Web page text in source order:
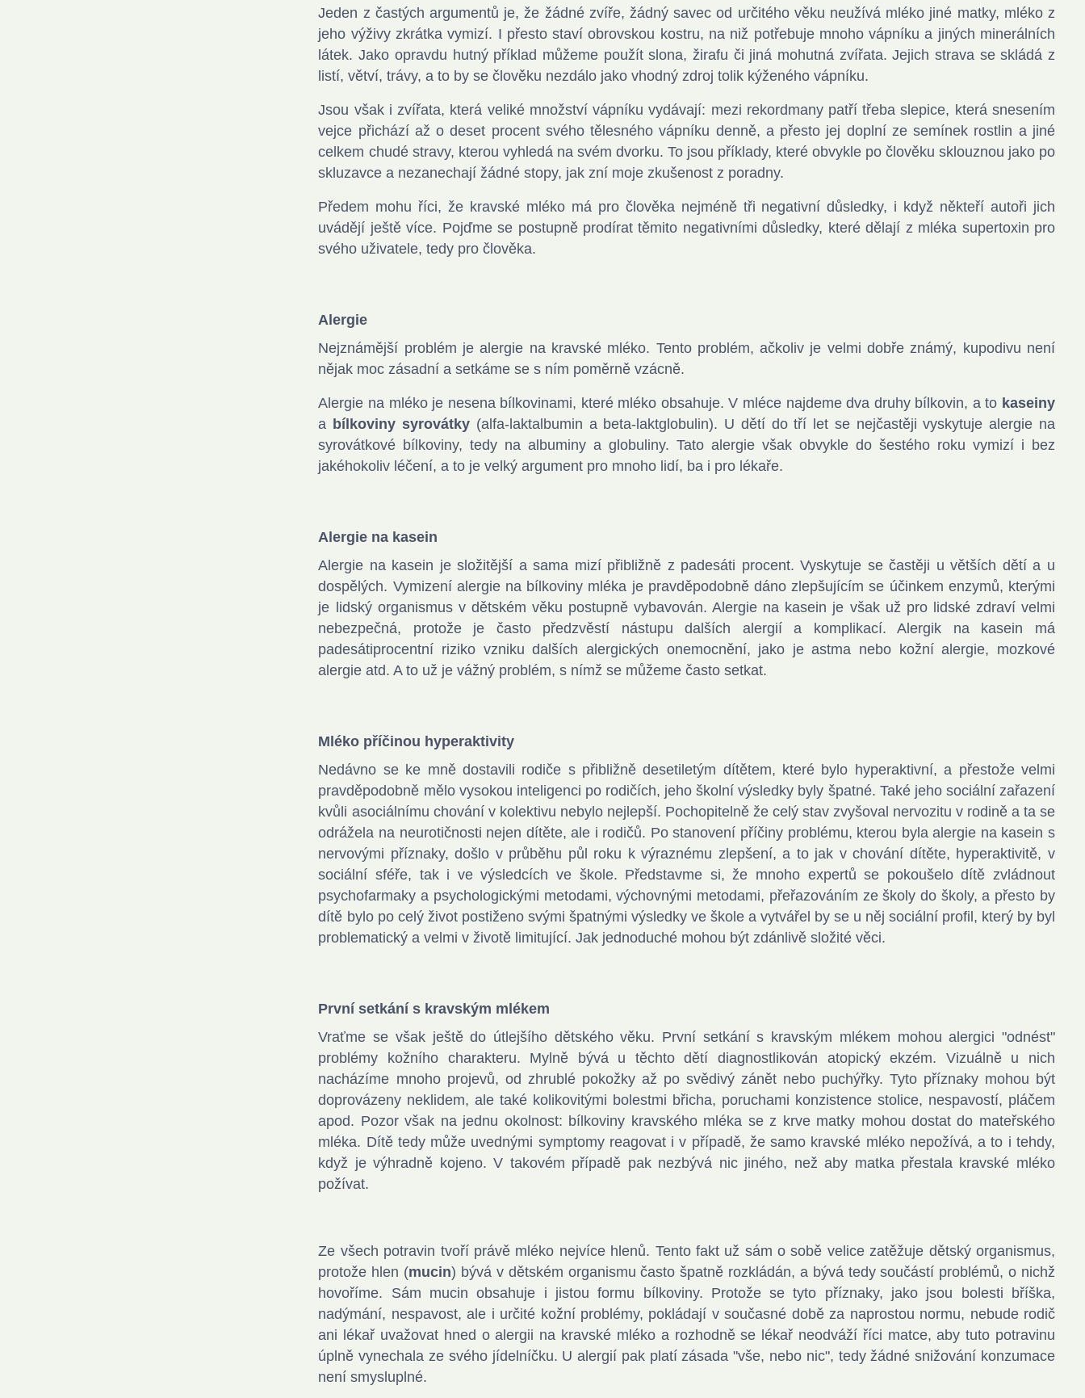
Jeden z častých argumentů je, že žádné zvíře, žádný savec od určitého věku neužívá mléko jiné matky, mléko z
jeho výživy zkrátka vymizí. I přesto staví obrovskou kostru, na niž potřebuje mnoho vápníku a jiných minerálních
látek. Jako opravdu hutný příklad můžeme použít slona, žirafu či jiná mohutná zvířata. Jejich strava se skládá z
listí, větví, trávy, a to by se člověku nezdálo jako vhodný zdroj tolik kýženého vápníku.
Jsou však i zvířata, která veliké množství vápníku vydávají: mezi rekordmany patří třeba slepice, která snesením
vejce přichází až o deset procent svého tělesného vápníku denně, a přesto jej doplní ze semínek rostlin a jiné
celkem chudé stravy, kterou vyhledá na svém dvorku. To jsou příklady, které obvykle po člověku sklouznou jako po
skluzavce a nezanechají žádné stopy, jak zní moje zkušenost z poradny.
Předem mohu říci, že kravské mléko má pro člověka nejméně tři negativní důsledky, i když někteří autoři jich
uvádějí ještě více. Pojďme se postupně prodírat těmito negativními důsledky, které dělají z mléka supertoxin pro
svého uživatele, tedy pro člověka.
Alergie
Nejznámější problém je alergie na kravské mléko. Tento problém, ačkoliv je velmi dobře známý, kupodivu není
nějak moc zásadní a setkáme se s ním poměrně vzácně.
Alergie na mléko je nesena bílkovinami, které mléko obsahuje. V mléce najdeme dva druhy bílkovin, a to kaseiny
a bílkoviny syrovátky (alfa-laktalbumin a beta-laktglobulin). U dětí do tří let se nejčastěji vyskytuje alergie na
syrovátkové bílkoviny, tedy na albuminy a globuliny. Tato alergie však obvykle do šestého roku vymizí i bez
jakéhokoliv léčení, a to je velký argument pro mnoho lidí, ba i pro lékaře.
Alergie na kasein
Alergie na kasein je složitější a sama mizí přibližně z padesáti procent. Vyskytuje se častěji u větších dětí a u
dospělých. Vymizení alergie na bílkoviny mléka je pravděpodobně dáno zlepšujícím se účinkem enzymů, kterými
je lidský organismus v dětském věku postupně vybavován. Alergie na kasein je však už pro lidské zdraví velmi
nebezpečná, protože je často předzvěstí nástupu dalších alergií a komplikací. Alergik na kasein má
padesátiprocentní riziko vzniku dalších alergických onemocnění, jako je astma nebo kožní alergie, mozkové
alergie atd. A to už je vážný problém, s nímž se můžeme často setkat.
Mléko příčinou hyperaktivity
Nedávno se ke mně dostavili rodiče s přibližně desetiletým dítětem, které bylo hyperaktivní, a přestože velmi
pravděpodobně mělo vysokou inteligenci po rodičích, jeho školní výsledky byly špatné. Také jeho sociální zařazení
kvůli asociálnímu chování v kolektivu nebylo nejlepší. Pochopitelně že celý stav zvyšoval nervozitu v rodině a ta se
odrážela na neurotičnosti nejen dítěte, ale i rodičů. Po stanovení příčiny problému, kterou byla alergie na kasein s
nervovými příznaky, došlo v průběhu půl roku k výraznému zlepšení, a to jak v chování dítěte, hyperaktivitě, v
sociální sféře, tak i ve výsledcích ve škole. Představme si, že mnoho expertů se pokoušelo dítě zvládnout
psychofarmaky a psychologickými metodami, výchovnými metodami, přeřazováním ze školy do školy, a přesto by
dítě bylo po celý život postiženo svými špatnými výsledky ve škole a vytvářel by se u něj sociální profil, který by byl
problematický a velmi v životě limitující. Jak jednoduché mohou být zdánlivě složité věci.
První setkání s kravským mlékem
Vraťme se však ještě do útlejšího dětského věku. První setkání s kravským mlékem mohou alergici "odnést"
problémy kožního charakteru. Mylně bývá u těchto dětí diagnostlikován atopický ekzém. Vizuálně u nich
nacházíme mnoho projevů, od zhrublé pokožky až po svědivý zánět nebo puchýřky. Tyto příznaky mohou být
doprovázeny neklidem, ale také kolikovitými bolestmi břicha, poruchami konzistence stolice, nespavostí, pláčem
apod. Pozor však na jednu okolnost: bílkoviny kravského mléka se z krve matky mohou dostat do mateřského
mléka. Dítě tedy může uvednými symptomy reagovat i v případě, že samo kravské mléko nepožívá, a to i tehdy,
když je výhradně kojeno. V takovém případě pak nezbývá nic jiného, než aby matka přestala kravské mléko
požívat.
Ze všech potravin tvoří právě mléko nejvíce hlenů. Tento fakt už sám o sobě velice zatěžuje dětský organismus,
protože hlen (mucin) bývá v dětském organismu často špatně rozkládán, a bývá tedy součástí problémů, o nichž
hovoříme. Sám mucin obsahuje i jistou formu bílkoviny. Protože se tyto příznaky, jako jsou bolesti bříška,
nadýmání, nespavost, ale i určité kožní problémy, pokládají v současné době za naprostou normu, nebude rodič
ani lékař uvažovat hned o alergii na kravské mléko a rozhodně se lékař neodváží říci matce, aby tuto potravinu
úplně vynechala ze svého jídelníčku. U alergií pak platí zásada "vše, nebo nic", tedy žádné snižování konzumace
není smysluplné.